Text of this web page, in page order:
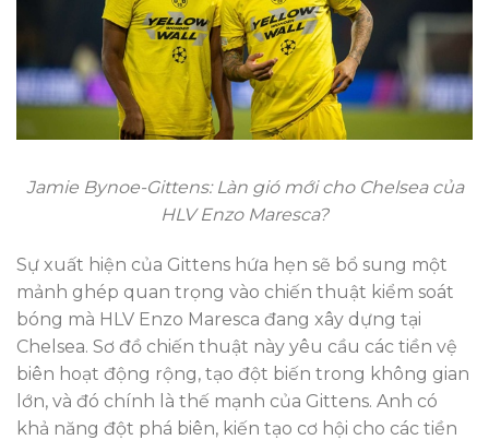
Jamie Bynoe-Gittens: Làn gió mới cho Chelsea của
HLV Enzo Maresca?
Sự xuất hiện của Gittens hứa hẹn sẽ bổ sung một
mảnh ghép quan trọng vào chiến thuật kiểm soát
bóng mà HLV Enzo Maresca đang xây dựng tại
Chelsea. Sơ đồ chiến thuật này yêu cầu các tiền vệ
biên hoạt động rộng, tạo đột biến trong không gian
lớn, và đó chính là thế mạnh của Gittens. Anh có
khả năng đột phá biên, kiến tạo cơ hội cho các tiền